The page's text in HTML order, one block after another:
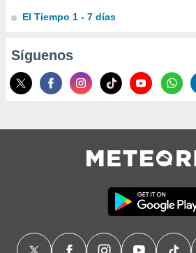
de
El Tiempo 1 - 7 días
Síguenos